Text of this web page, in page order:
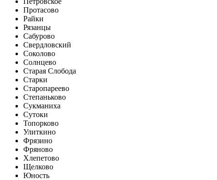
Протасово
Райки
Рязанцы
Сабурово
Свердловский
Соколово
Солнцево
Старая Слобода
Старки
Старопареево
Степаньково
Сукманиха
Сутоки
Топорково
Улиткино
Фрязино
Фряново
Хлепетово
Щелково
Юность